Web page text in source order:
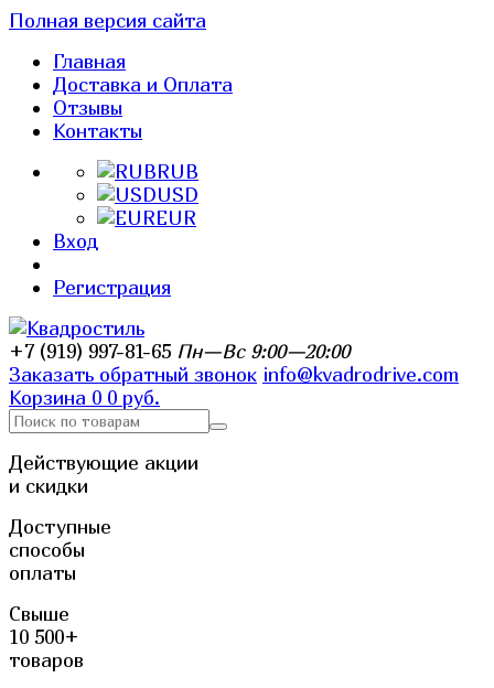
Полная версия сайта
Главная
Доставка и Оплата
Отзывы
Контакты
RUB
USD
EUR
Вход
Регистрация
+7 (919) 997-81-65 Пн—Вс 9:00—20:00
Заказать обратный звонок info@kvadrodrive.com
Корзина 0 0 руб.
Действующие акции
и скидки
Доступные
способы
оплаты
Свыше
10 500+
товаров